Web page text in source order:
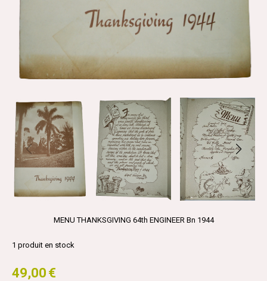
MENU THANKSGIVING 64th ENGINEER Bn 1944
49,00 €
1 produit en stock